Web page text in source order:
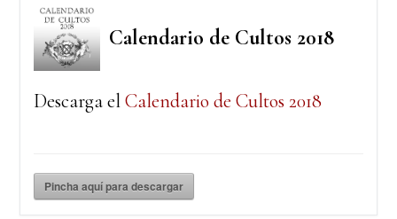
Calendario de Cultos 2018
Descarga elCalendario de Cultos 2018
Pincha aquí para descargar